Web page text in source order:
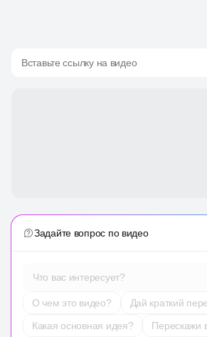
Вставьте ссылку на видео
Задайте вопрос по видео
Что вас интересует?
О чем это видео?
Дай краткий
Какая основная идея?
Перескажи